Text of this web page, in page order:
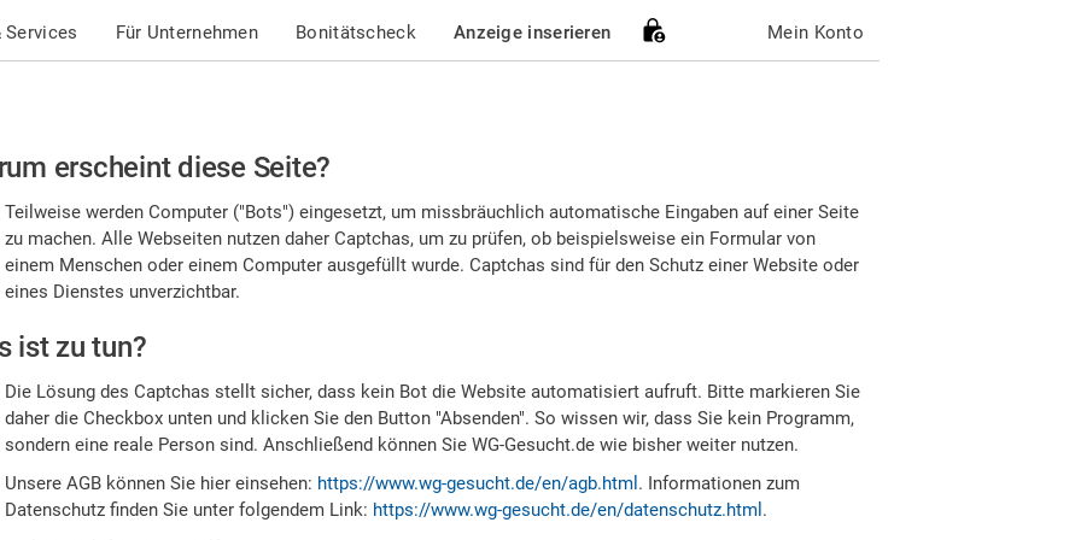
Services Für Unternehmen Bonitätscheck Anzeige inserieren Mein Konto
erscheint diese Seite?
Teilweise werden Computer ("Bots") eingesetzt, um missbräuchlich automatische Eingaben auf einer Seite
zu machen. Alle Webseiten nutzen daher Captchas, um zu prüfen, ob beispielsweise ein Formular von
einem Menschen oder einem Computer ausgefüllt wurde. Captchas sind für den Schutz einer Website oder
eines Dienstes unverzichtbar.
ist zu tun?
Die Lösung des Captchas stellt sicher, dass kein Bot die Website automatisiert aufruft. Bitte markieren Sie
daher die Checkbox unten und klicken Sie den Button "Absenden". So wissen wir, dass Sie kein Programm,
sondern eine reale Person sind. Anschließend können Sie WG-Gesucht.de wie bisher weiter nutzen.
Unsere AGB können Sie hier einsehen: https://www.wg-gesucht.de/en/agb.html . Informationen zum
Datenschutz finden Sie unter folgendem Link: https://www.wg-gesucht.de/en/datenschutz.html .